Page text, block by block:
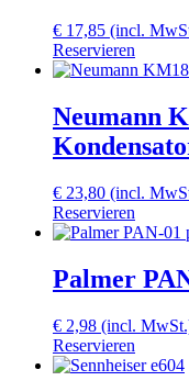
€ 17,85 (incl.
Reservieren
Neumann
€ 23,80 (incl.
Reservieren
Palmer
€ 2,98 (incl.
Reservieren